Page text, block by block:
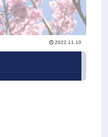
2022.11.10